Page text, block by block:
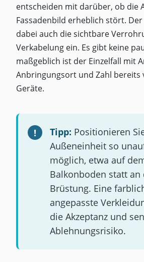
entscheiden mit darüber, ob die
Fassadenbild erheblich stört. Der
dabei auch die sichtbare
Verkabelung ein. Es gibt keine
maßgeblich ist der Einzelfall mit
Anbringungsort und Zahl bereits
Geräte.
Tipp: Positionieren
Außeneinheit so
möglich, etwa auf
Balkonboden statt an
Brüstung. Eine
angepasste
die Akzeptanz und
Ablehnungsrisiko.